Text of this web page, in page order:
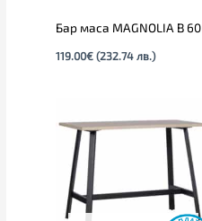
Бар маса MAGNOLIA B 60
119.00€ (232.74 лв.)